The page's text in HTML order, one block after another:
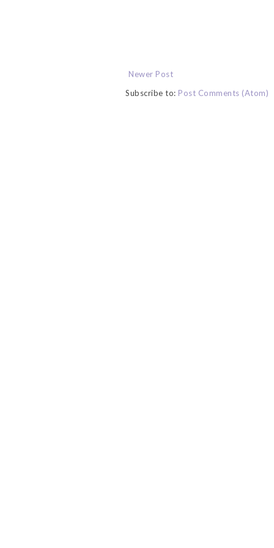
Newer Post
Subscribe to: Post Comments (Atom)